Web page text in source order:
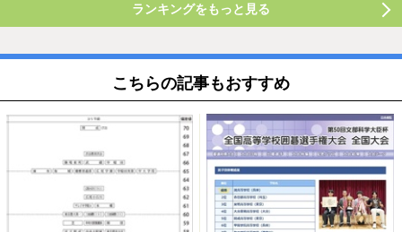
ランキングをもっと見る
こちらの記事もおすすめ